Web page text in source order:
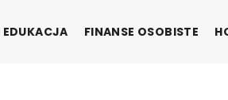
EDUKACJA FINANSE OSOBISTE